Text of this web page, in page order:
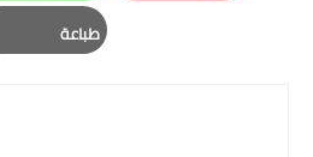
Whatsapp
طباعة